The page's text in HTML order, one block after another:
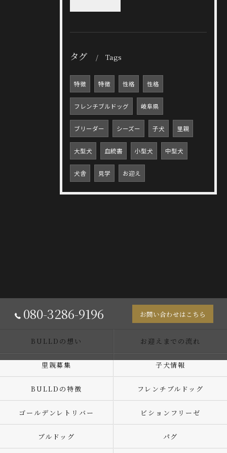
タグ Tags
特徴 特徴 性格 性格
フレンチブルドッグ 岐阜県
ブリーダー シーズー 子犬 里親
大型犬 血統書 小型犬 中型犬
犬舎 見学 お迎え
080-3286-9196 お問い合わせはこちら
BULLDの想い お迎えまでの流れ
里親募集 子犬情報
BULLDの特徴 フレンチブルドッグ
ゴールデンレトリバー ビションフリーゼ
ブルドッグ パグ